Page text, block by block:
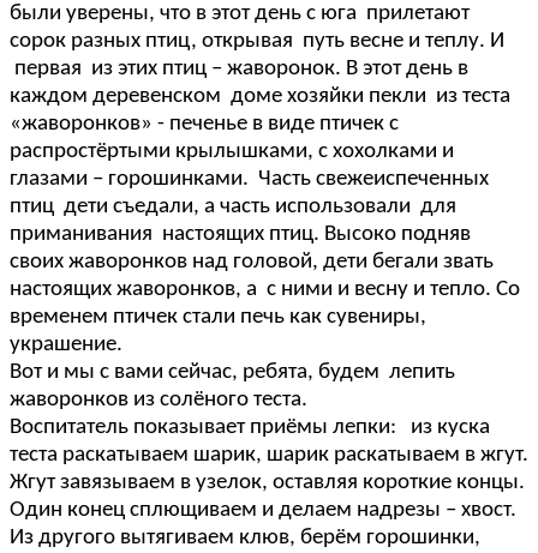
были уверены, что в этот день с юга прилетают
сорок разных птиц, открывая путь весне и теплу. И
первая из этих птиц – жаворонок. В этот день в
каждом деревенском доме хозяйки пекли из теста
«жаворонков» - печенье в виде птичек с
распростёртыми крылышками, с хохолками и
глазами – горошинками. Часть свежеиспеченных
птиц дети съедали, а часть использовали для
приманивания настоящих птиц. Высоко подняв
своих жаворонков над головой, дети бегали звать
настоящих жаворонков, а с ними и весну и тепло. Со
временем птичек стали печь как сувениры,
украшение.
Вот и мы с вами сейчас, ребята, будем лепить
жаворонков из солёного теста.
Воспитатель показывает приёмы лепки: из куска
теста раскатываем шарик, шарик раскатываем в жгут.
Жгут завязываем в узелок, оставляя короткие концы.
Один конец сплющиваем и делаем надрезы – хвост.
Из другого вытягиваем клюв, берём горошинки,